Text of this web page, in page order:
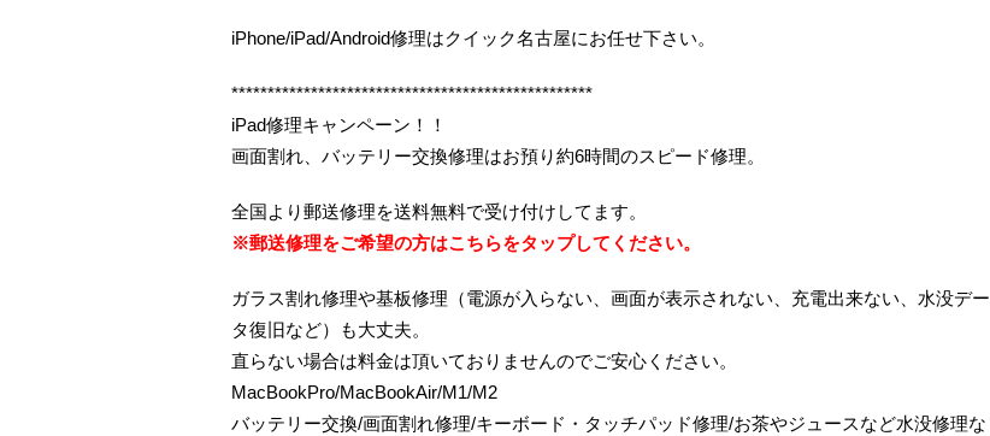
iPhone/iPad/Android修理はクイック名古屋にお任せ下さい。
**************************************************
iPad修理キャンペーン！！
画面割れ、バッテリー交換修理はお預り約6時間のスピード修理。
全国より郵送修理を送料無料で受け付けしてます。
※郵送修理をご希望の方はこちらをタップしてください。
ガラス割れ修理や基板修理（電源が入らない、画面が表示されない、充電出来ない、水没デー
タ復旧など）も大丈夫。
直らない場合は料金は頂いておりませんのでご安心ください。
MacBookPro/MacBookAir/M1/M2
バッテリー交換/画面割れ修理/キーボード・タッチパッド修理/お茶やジュースなど水没修理な